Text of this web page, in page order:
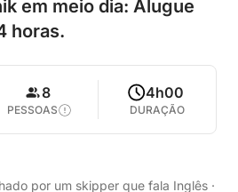
em meio dia: Alugue
horas.
8
PESSOAS
4h00
DURAÇÃO
por um skipper que fala Inglês ·